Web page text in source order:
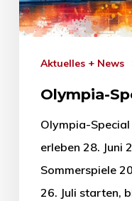
Aktuelles + News
Olympia-
Olympia-
erleben 28. Juni
Sommerspiele
26. Juli starten,